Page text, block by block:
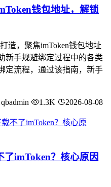
钱包地址，解锁
造，聚焦imToken钱包地址
新手规避绑定过程中的各类
定流程，通过该指南，新手
qbadmin 1.3K 2026-08-08
imToken？核心原因